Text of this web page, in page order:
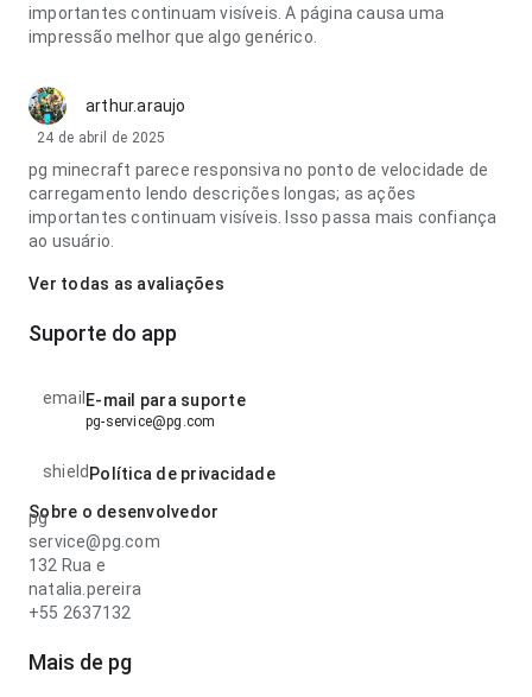
importantes continuam visíveis. A página causa uma
impressão melhor que algo genérico.
arthur.araujo
24 de abril de 2025
pg minecraft parece responsiva no ponto de velocidade de
carregamento lendo descrições longas; as ações
importantes continuam visíveis. Isso passa mais confiança
ao usuário.
Ver todas as avaliações
Suporte do app
email E-mail para suporte
pg-service@pg.com
shield Política de privacidade
Sobre o desenvolvedor
pg
service@pg.com
132 Rua e
natalia.pereira
+55 2637132
Mais de pg